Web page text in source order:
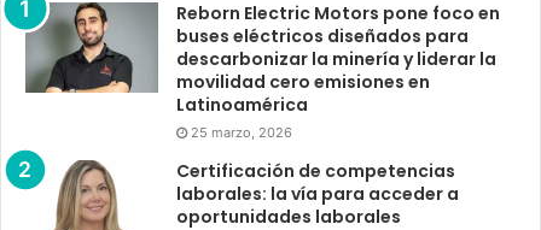
Reborn Electric Motors pone foco en
buses eléctricos diseñados para
descarbonizar la minería y liderar la
movilidad cero emisiones en
Latinoamérica
25 marzo, 2026
Certificación de competencias
laborales: la vía para acceder a
oportunidades laborales